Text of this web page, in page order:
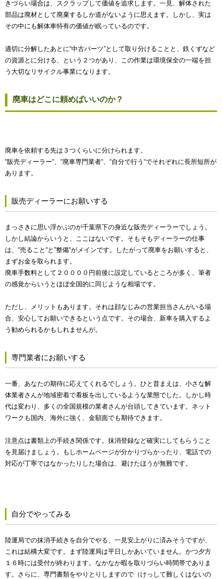
きづらい場合は、スクラップして価値を追求します。一見、解体された
部品は廃材として廃棄するしか道がないように思えます。しかし、実は
その中にも解体車特有の価値が眠っているのです。
適切に分解したあとに“中古パーツ”として取り分けることと、鉄くずなど
の資源とに分ける、という２つがあり、この作業は環境保全の一端を担
う大切なリサイクル事業になります。
廃車はどこに頼めばいいのか？
廃車を依頼する先は３つくらいに分けられます。
“販売ディーラー“、“廃車専門業者“、“自分で行う“でそれぞれに長所短所が
あります。
販売ディーラーにお願いする
まっさきに思い浮かぶのが千葉県下の身近な販売ディーラーでしょう。
しかし結論からいうと、ここはないです。そもそもディーラーの仕事
は、“売ること“と”整備“がメインです。したがって廃車をお願いすると、
まずお金を取られます。
廃車手数料として２００００円前後に設定しているところが多く、筆者
の感覚からいうとほぼ全国的に同じような相場です。
ただし、メリットもあります。それは顔なじみの営業担当さんがいる場
合、安心してお願いできるという点です。その場合、新車を購入するよ
う勧められるかもしれませんが。
専門業者にお願いする
一番、あなたの期待に応えてくれるでしょう。ひと昔まえは、小さな解
体業者さんが地域密着で看板を出しているような業態でした。しかし時
代は変わり、多くの全国規模の業者さんが台頭してきています。ネット
ワークも国内、海外に強く、金額面でも期待できます。
注意点は書類上の手続き関係です。抹消登録など確実にしてもらうこと
を見届けましょう。もしホームページが分かりづらかったり、電話での
対応が丁寧ではなかったりした場合は、避けたほうが無難です。
自分でやってみる
陸運局での抹消手続きを自分でやる、一見安上がりに済みそうですが、
これは結構大変です。まず陸運局は平日しかあいていません。かつ夕方
１６時には受付が終わります。なかなか暇を取りづらい時間帯でありま
す。さらに、専門書類をやりとりしますので（けっして難しくはないの